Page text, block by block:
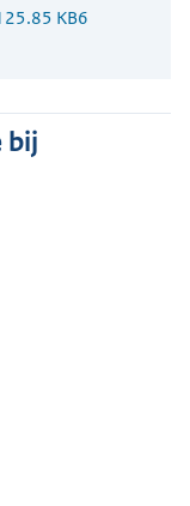
KB6
bij